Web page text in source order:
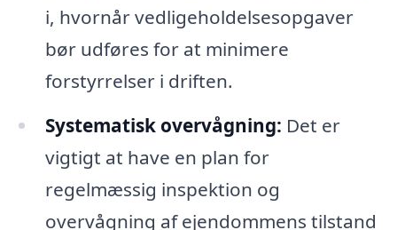
i, hvornår vedligeholdelsesopgaver
bør udføres for at minimere
forstyrrelser i driften.
Systematisk overvågning: Det er
vigtigt at have en plan for
regelmæssig inspektion og
overvågning af ejendommens tilstand